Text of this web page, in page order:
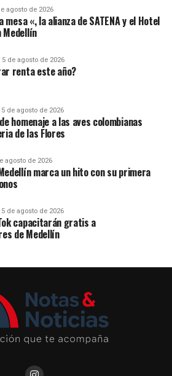
agosto de 2026
mesa «, la alianza de SATENA y el Hotel
Medellín
5 de agosto de 2026
renta este año?
5 de agosto de 2026
homenaje a las aves colombianas
de las Flores
agosto de 2026
marca un hito con su primera
5 de agosto de 2026
capacitarán gratis a
de Medellín